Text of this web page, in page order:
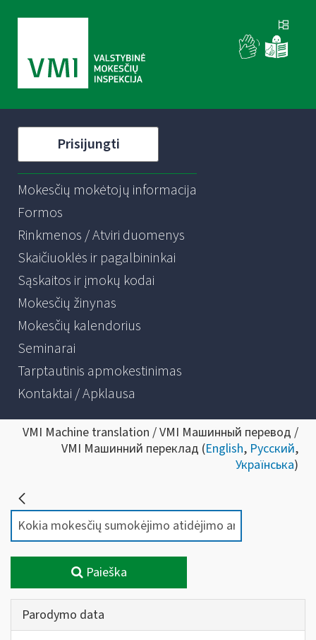
Prisijungti
Mokesčių mokėtojų informacija
Formos
Rinkmenos / Atviri duomenys
Skaičiuoklės ir pagalbininkai
Sąskaitos ir įmokų kodai
Mokesčių žinynas
Mokesčių kalendorius
Seminarai
Tarptautinis apmokestinimas
Kontaktai / Apklausa
VMI Machine translation / VMI Машинный перевод /
VMI Машинний переклад (English, Русский,
Українська)
Paieška
Parodymo data